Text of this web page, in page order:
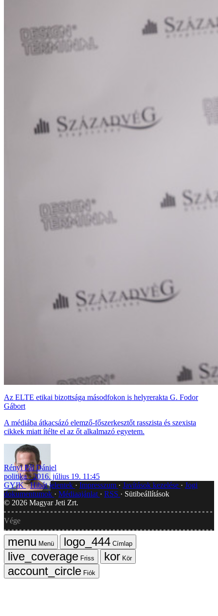
Az ELTE etikai bizottsága másodfokon is helyrerakta G. Fodor
Gábort
A médiába átkacsázó elemző-főszerkesztőt rasszista és szexista
cikkek miatt ítélte el az őt alkalmazó egyetem.
Rényi Pál Dániel
politika
2016. július 19. 11:45
GYIK Hibát jelentek Impresszum Javítások kezelése
Jogi
dokumentumok
Médiaajánlat RSS
Sütibeállítások
© 2026 Magyar Jeti Zrt.
Vége
Menü
Címlap
Friss
Kör
Fiók